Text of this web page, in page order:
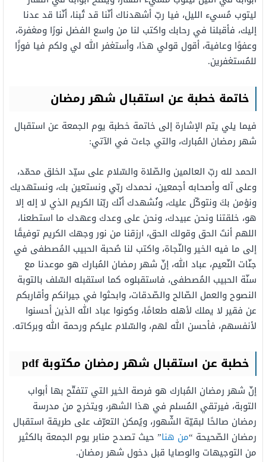
ليتوب مُسيء الليل، فيا ربّ أشهدناك أنّنا قد تُبنا، أنّنا قد عدنا
إليك، فأقبلنا في رحابك واكتب لنا من واسع الفضل نورًا ومغفرة،
وعفوًا وعافية، أقول قولي هذا، وأستغفر الله لي ولكم فيا فوزًا
للمُستغفرين.
خاتمة خطبة عن استقبال شهر رمضان
فيما يلي يتم الإشارة إلى خاتمة خطبة يوم الجمعة عن استقبال
شهر رمضان المُبارك، والتي جاءت في الآتي:
الحمد لله ربّ العالمين والصّلاة والسّلام على سيّد الخلق محمّد،
وعلى آله وأصحابه أجمعين، نحمدك ربّي ونستعين بك، ونستهديك
ونؤمن بكَ ونتوكّل عليك، ونُشهدك أنّك ربّنا الكريم الذي لا إله إلا
هو، خلقتنا ونحن عبيدك، ونحن على وعدك وعهدك ما استطعنا،
اللهم أنتَ الحق وقولك الحق، ارزقنا من نور وجهك الكريم توفيقًا
إلى ما فيه الخير والنّجاة، واكتب لنا صُحبة الحبيب المُصطفى في
جنّات النّعيم، عباد الله، إنّ شهر رمضان المُبارك هو موعدنا مع
سنّة الحبيب المُصطفى، فاستقبلوه كما استقبله السّلف بالتوبة
النصوح والعمل الصّالح والصّدقات، وابحثوا في جيرانكم وأقاربكم
عن فقير لا يملك لأهله طعامًا، وكونوا عباد الله الذين أحسنوا
لأنفسهم، فأحسن الله لهم، والسّلام عليكم ورحمة الله وبركاته.
خطبة عن استقبال شهر رمضان مكتوبة pdf
إنّ شهر رمضان المُبارك هو فرصة الخير التي تتفتّح بها أبواب
التوبة، فيرتقي المُسلم في هذا الشهر، ويتخرج من مدرسة
رمضان صالحًا لبقيّة الشّهور، ويُمكن التعرّف على طريقة استقبال
رمضان الصّحيحة “من هنا” حيث تصدح منابر يوم الجمعة بالكثير
من التوجيهات والوصايا قبل دخول شهر رمضان.